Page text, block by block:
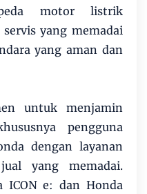
motor listrik
yang memadai
yang aman dan
untuk menjamin
pengguna
dengan layanan
yang memadai.
ICON e: dan Honda